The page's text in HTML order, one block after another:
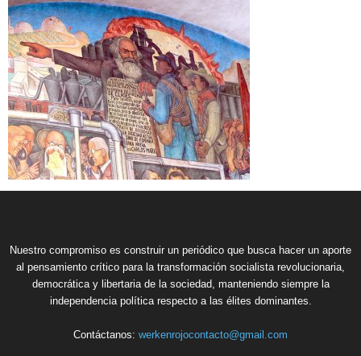
Nuestro compromiso es construir un periódico que busca hacer un aporte
al pensamiento crítico para la transformación socialista revolucionaria,
democrática y libertaria de la sociedad, manteniendo siempre la
independencia política respecto a las élites dominantes.
Contáctanos: werkenrojocontacto@gmail.com